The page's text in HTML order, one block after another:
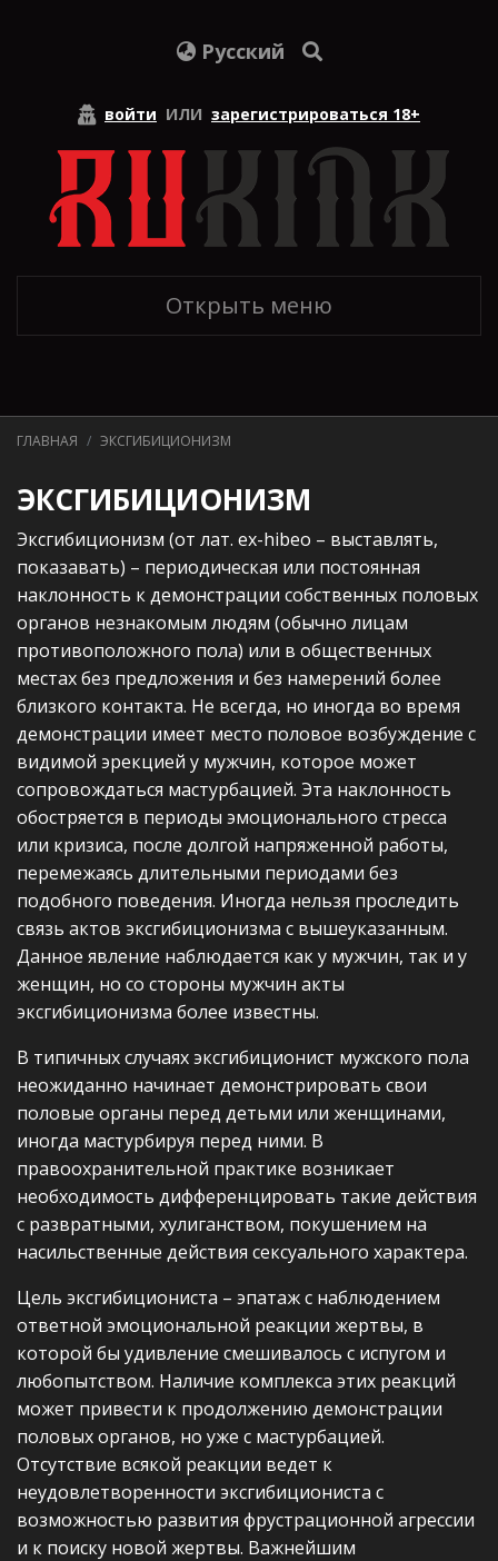
Русский
войти ИЛИ зарегистрироваться 18+
Открыть меню
ГЛАВНАЯ ЭКСГИБИЦИОНИЗМ
ЭКСГИБИЦИОНИЗМ
Эксгибиционизм (от лат. еx-hibeo – выставлять,
показавать) – периодическая или постоянная
наклонность к демонстрации собственных половых
органов незнакомым людям (обычно лицам
противоположного пола) или в общественных
местах без предложения и без намерений более
близкого контакта. Не всегда, но иногда во время
демонстрации имеет место половое возбуждение с
видимой эрекцией у мужчин, которое может
сопровождаться мастурбацией. Эта наклонность
обостряется в периоды эмоционального стресса
или кризиса, после долгой напряженной работы,
перемежаясь длительными периодами без
подобного поведения. Иногда нельзя проследить
связь актов эксгибиционизма с вышеуказанным.
Данное явление наблюдается как у мужчин, так и у
женщин, но со стороны мужчин акты
эксгибиционизма более известны.
В типичных случаях эксгибиционист мужского пола
неожиданно начинает демонстрировать свои
половые органы перед детьми или женщинами,
иногда мастурбируя перед ними. В
правоохранительной практике возникает
необходимость дифференцировать такие действия
с развратными, хулиганством, покушением на
насильственные действия сексуального характера.
Цель эксгибициониста – эпатаж с наблюдением
ответной эмоциональной реакции жертвы, в
которой бы удивление смешивалось с испугом и
любопытством. Наличие комплекса этих реакций
может привести к продолжению демонстрации
половых органов, но уже с мастурбацией.
Отсутствие всякой реакции ведет к
неудовлетворенности эксгибициониста с
возможностью развития фрустрационной агрессии
и к поиску новой жертвы. Важнейшим